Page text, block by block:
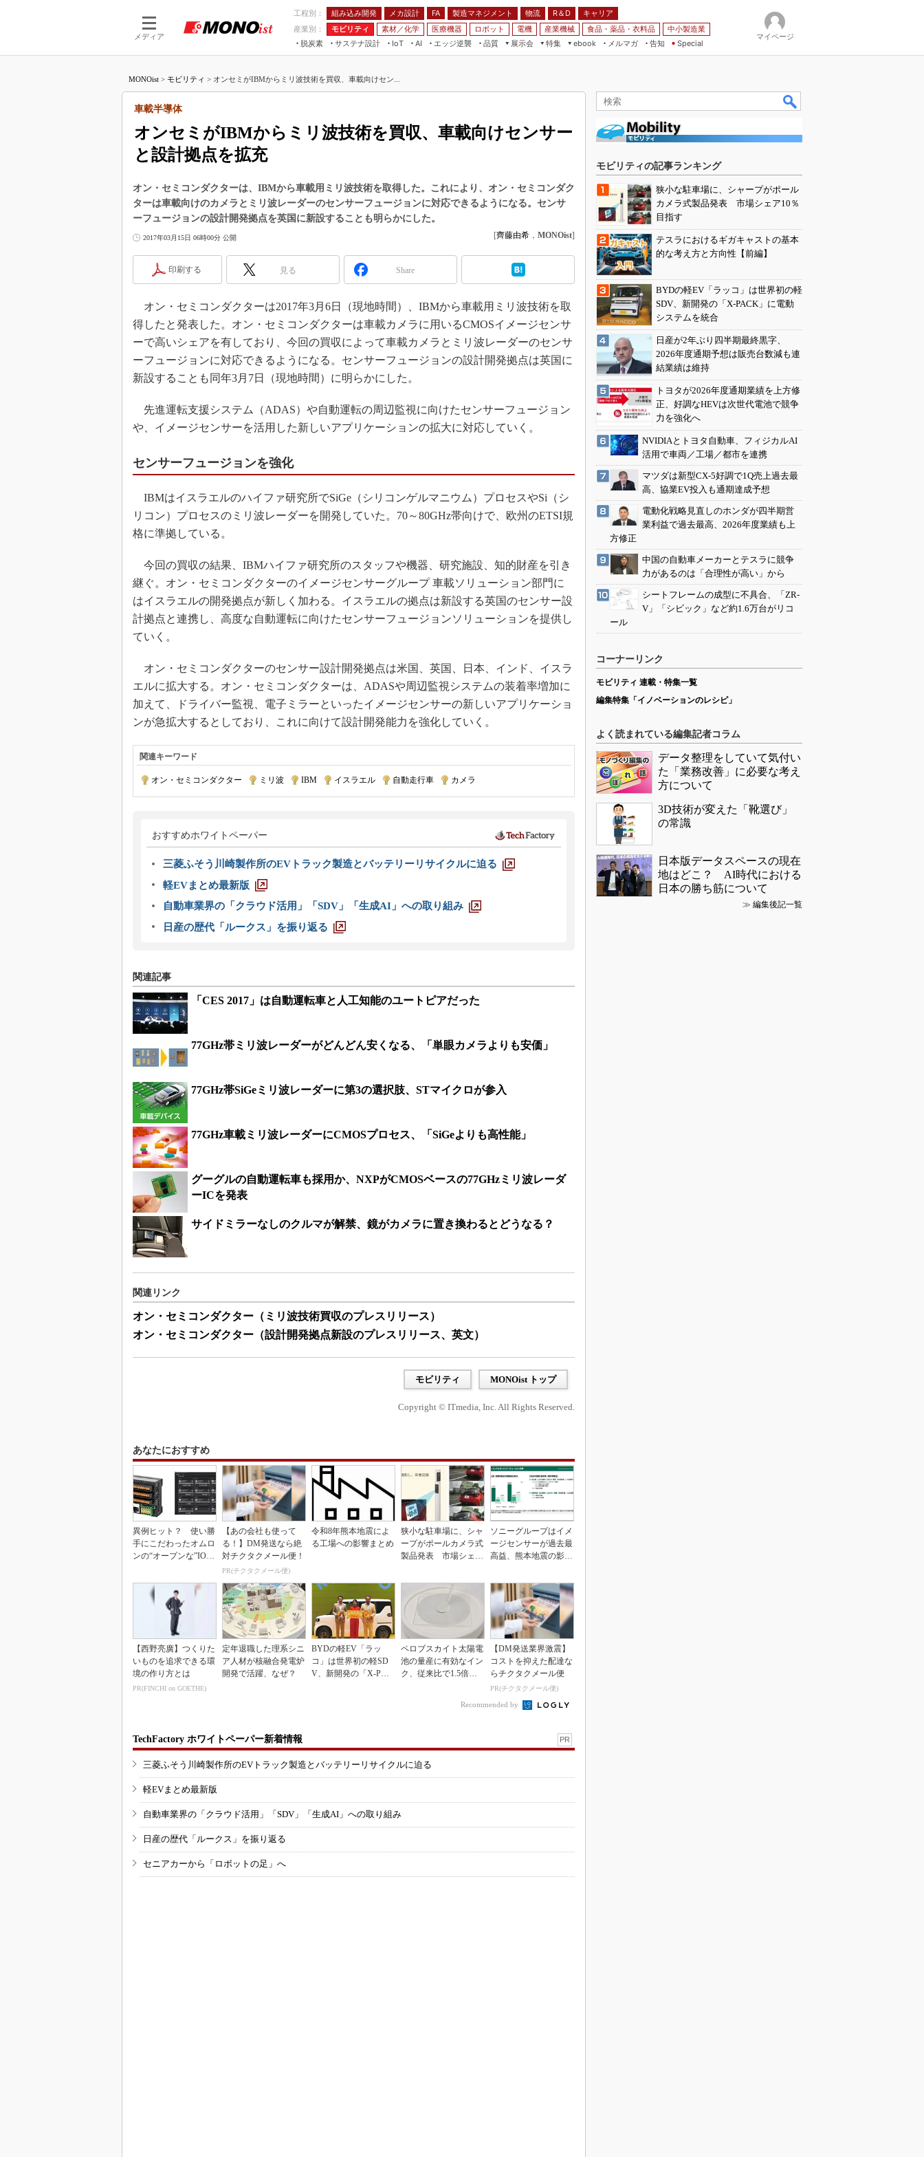
メディア
工程別： 組み込み開発 メカ設計 FA 製造マネジメント 物流 R＆D
キャリア
産業別：
モビリティ 素材／化学 医療機器 ロボット 電機 産業機械 食品・薬品・衣料品
中小製造業
脱炭素
サステナ設計
IoT
つながる工場
AI
AI×設備保全
エッジ逆襲 品質
展示会
JIMTOF
IIFES
TECHNO-FRONTIER
人テク展
EdgeTech+
AUTOMOTIVE WORLD
産業オープンネット展
特集
VR／AR
組み込み画像技術
組み込みモデリング
ISO26262
3Dプリンタ
S＆OP
海外生産
新型コロナへの対応
ebook
メルマガ
告知 Special
マイページ
MONOist > モビリティ > オンセミがIBMからミリ波技術を買収、車載向けセン...
オンセミがIBMからミリ波技術を買収、車載向けセンサー
と設計拠点を拡充
車載半導体
オン・セミコンダクターは、IBMから車載用ミリ波技術を取得した。これにより、オン・セミコンダク
ターは車載向けのカメラとミリ波レーダーのセンサーフュージョンに対応できるようになる。センサ
ーフュージョンの設計開発拠点を英国に新設することも明らかにした。
2017年03月15日 06時00分 公開 [齊藤由希 ， MONOist]
印刷する 見る Share
オン・セミコンダクターは2017年3月6日（現地時間）、IBMから車載用ミリ波技術を取
得したと発表した。オン・セミコンダクターは車載カメラに用いるCMOSイメージセンサ
ーで高いシェアを有しており、今回の買収によって車載カメラとミリ波レーダーのセンサ
ーフュージョンに対応できるようになる。センサーフュージョンの設計開発拠点は英国に
新設することも同年3月7日（現地時間）に明らかにした。
先進運転支援システム（ADAS）や自動運転の周辺監視に向けたセンサーフュージョン
や、イメージセンサーを活用した新しいアプリケーションの拡大に対応していく。
センサーフュージョンを強化
IBMはイスラエルのハイファ研究所でSiGe（シリコンゲルマニウム）プロセスやSi（シ
リコン）プロセスのミリ波レーダーを開発していた。70～80GHz帯向けで、欧州のETSI規
格に準拠している。
今回の買収の結果、IBMハイファ研究所のスタッフや機器、研究施設、知的財産を引き
継ぐ。オン・セミコンダクターのイメージセンサーグループ 車載ソリューション部門に
はイスラエルの開発拠点が新しく加わる。イスラエルの拠点は新設する英国のセンサー設
計拠点と連携し、高度な自動運転に向けたセンサーフュージョンソリューションを提供し
ていく。
オン・セミコンダクターのセンサー設計開発拠点は米国、英国、日本、インド、イスラ
エルに拡大する。オン・セミコンダクターは、ADASや周辺監視システムの装着率増加に
加えて、ドライバー監視、電子ミラーといったイメージセンサーの新しいアプリケーショ
ンが急拡大するとしており、これに向けて設計開発能力を強化していく。
関連キーワード
オン・セミコンダクター ミリ波 IBM イスラエル 自動走行車 カメラ
おすすめホワイトペーパー
三菱ふそう川崎製作所のEVトラック製造とバッテリーリサイクルに迫る
軽EVまとめ最新版
自動車業界の「クラウド活用」「SDV」「生成AI」への取り組み
日産の歴代「ルークス」を振り返る
関連記事
「CES 2017」は自動運転車と人工知能のユートピアだった
77GHz帯ミリ波レーダーがどんどん安くなる、「単眼カメラよりも安価」
77GHz帯SiGeミリ波レーダーに第3の選択肢、STマイクロが参入
77GHz車載ミリ波レーダーにCMOSプロセス、「SiGeよりも高性能」
グーグルの自動運転車も採用か、NXPがCMOSベースの77GHzミリ波レーダ
ーICを発表
サイドミラーなしのクルマが解禁、鏡がカメラに置き換わるとどうなる？
関連リンク
オン・セミコンダクター（ミリ波技術買収のプレスリリース）
オン・セミコンダクター（設計開発拠点新設のプレスリリース、英文）
モビリティ MONOist トップ
Copyright © ITmedia, Inc. All Rights Reserved.
あなたにおすすめ
異例ヒット？ 使い勝
手にこだわったオムロ
ンの“オープンな”IO-L
【あの会社も使って
る！】DM発送なら絶
対チクタクメール便！
PR(チクタクメール便)
令和8年熊本地震によ
る工場への影響まとめ
狭小な駐車場に、シャ
ープがポールカメラ式
製品発表 市場シェア
ソニーグループはイメ
ージセンサーが過去最
高益、熊本地震の影響
【西野亮廣】つくりた
いものを追求できる環
境の作り方とは
PR(FINCHI on GOETHE)
定年退職した理系シニ
ア人材が核融合発電炉
開発で活躍、なぜ？
BYDの軽EV「ラッ
コ」は世界初の軽SD
V、新開発の「X-PAC
ペロブスカイト太陽電
池の量産に有効なイン
ク、従来比で1.5倍の
【DM発送業界激震】
コストを抑えた配達な
らチクタクメール便
PR(チクタクメール便)
Recommended by
TechFactory ホワイトペーパー新着情報 PR
三菱ふそう川崎製作所のEVトラック製造とバッテリーリサイクルに迫る
軽EVまとめ最新版
自動車業界の「クラウド活用」「SDV」「生成AI」への取り組み
日産の歴代「ルークス」を振り返る
セニアカーから「ロボットの足」へ
モビリティの記事ランキング
狭小な駐車場に、シャープがポール
カメラ式製品発表 市場シェア10％
目指す
テスラにおけるギガキャストの基本
的な考え方と方向性【前編】
BYDの軽EV「ラッコ」は世界初の軽
SDV、新開発の「X-PACK」に電動
システムを統合
日産が2年ぶり四半期最終黒字、
2026年度通期予想は販売台数減も連
結業績は維持
トヨタが2026年度通期業績を上方修
正、好調なHEVは次世代電池で競争
力を強化へ
NVIDIAとトヨタ自動車、フィジカルAI
活用で車両／工場／都市を連携
マツダは新型CX-5好調で1Q売上過去最
高、協業EV投入も通期達成予想
電動化戦略見直しのホンダが四半期営
業利益で過去最高、2026年度業績も上
方修正
中国の自動車メーカーとテスラに競争
力があるのは「合理性が高い」から
シートフレームの成型に不具合、「ZR-
V」「シビック」など約1.6万台がリコ
ール
コーナーリンク
モビリティ 連載・特集一覧
編集特集「イノベーションのレシピ」
よく読まれている編集記者コラム
データ整理をしていて気付い
た「業務改善」に必要な考え
方について
3D技術が変えた「靴選び」
の常識
日本版データスペースの現在
地はどこ？ AI時代における
日本の勝ち筋について
≫ 編集後記一覧